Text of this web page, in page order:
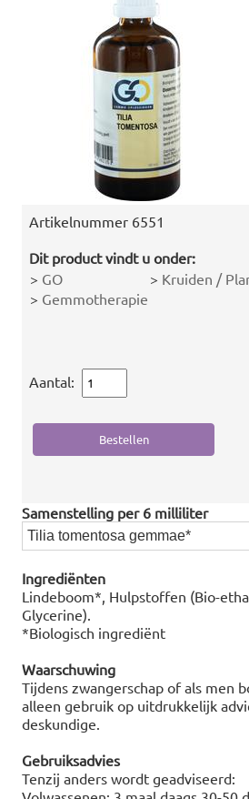
Artikelnummer 6551
Dit product vindt u onder:
> GO > Kruiden /
> Gemmotherapie
Aantal:
Samenstelling per 6 milliliter
Tilia tomentosa gemmae*
Ingrediënten
Lindeboom*, Hulpstoffen (Bio-
Glycerine).
*Biologisch ingrediënt
Waarschuwing
Tijdens zwangerschap of als men
alleen gebruik op uitdrukkelijk
deskundige.
Gebruiksadvies
Tenzij anders wordt geadviseerd: